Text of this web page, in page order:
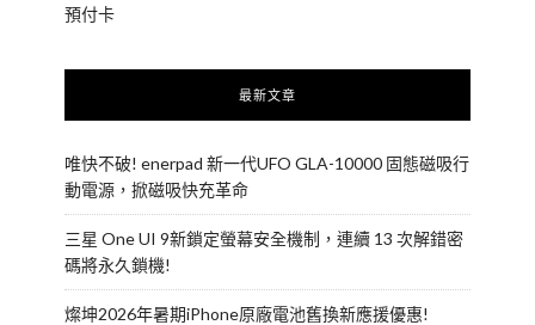
預付卡
最新文章
唯快不破! enerpad 新一代UFO GLA-10000 固態磁吸行
動電源，掀磁吸快充革命
三星 One UI 9新鎖定螢幕安全機制，連續 13 次解錯密
碼將永久鎖機!
燦坤2026年暑期iPhone原廠電池舊換新應援優惠!